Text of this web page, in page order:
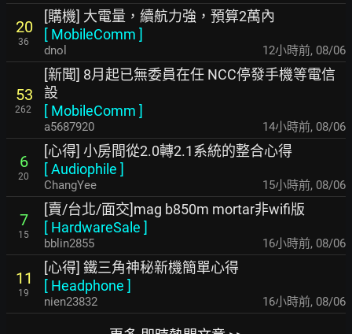
20
36
[購機] 大電量，續航力強，預算2萬內
[ MobileComm ]
dnol 12小時前, 08/06
53
262
[新聞] 8月起已無委員在任 NCC停發手機等電信
設
[ MobileComm ]
a5687920 14小時前, 08/06
6
20
[心得] 小房間從2.0轉2.1系統的整合心得
[Audiophile ]
ChangYee 15小時前, 08/06
7
15
[賣/台北/面交]mag b850m mortar非wifi版
[ HardwareSale ]
bblin2855 16小時前, 08/06
11
19
[心得] 鐵三角神秘新機簡單心得
[ Headphone ]
nien23832 16小時前, 08/06